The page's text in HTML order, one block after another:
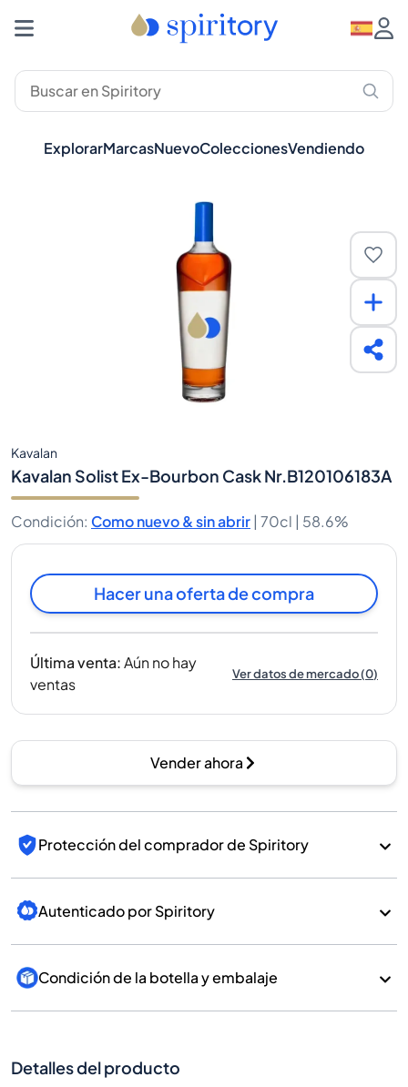
ExplorarMarcasNuevoColeccionesVendiendo
Kavalan
Kavalan Solist Ex-Bourbon Cask Nr.B120106183A
Condición: Como nuevo & sin abrir | 70cl | 58.6%
Hacer una oferta de compra
Última venta:Aún no hay
ventas
Ver datos de mercado(0)
Vender ahora
Protección del comprador de Spiritory
Autenticado por Spiritory
Condición de la botella y embalaje
Detalles del producto